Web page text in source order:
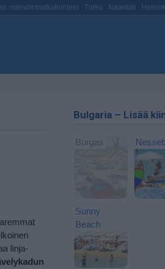
mainiot matkakohteet Turku Naantali
Bulgaria – Lisää
Burgas
Sunny
Beach
linja-